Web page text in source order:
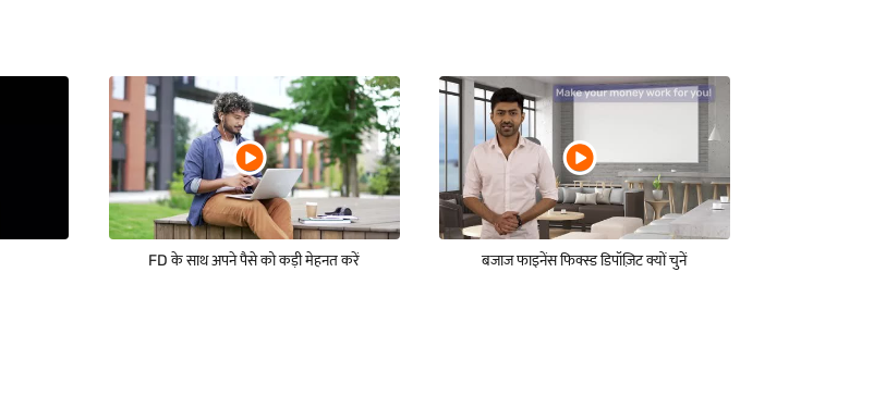
FD के साथ अपने पैसे को कड़ी मेहनत करें बजाज फाइनेंस फिक्स्ड डिपॉज़िट क्यों चुनें